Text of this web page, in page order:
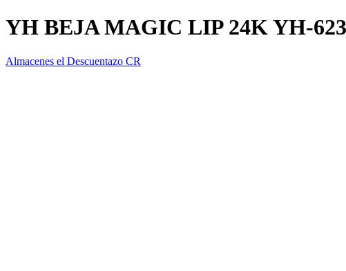
YH BEJA MAGIC LIP 24K YH-
Almacenes el Descuentazo CR